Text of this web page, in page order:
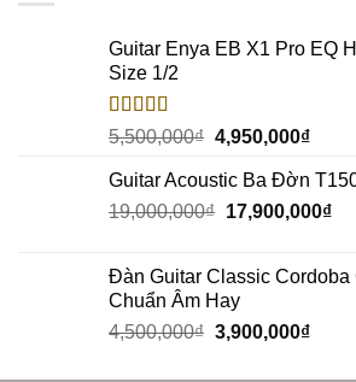
Guitar Enya EB X1 Pro EQ
Size 1/2
Rated5.00
out of 5
5,500,000₫ 4,950,000₫
Guitar Acoustic Ba Đờn
19,000,000₫ 17,900,000₫
Đàn Guitar Classic
Chuẩn Âm Hay
4,500,000₫ 3,900,000₫